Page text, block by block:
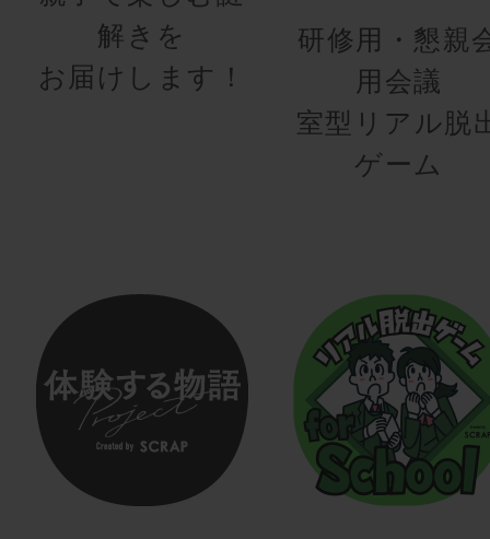
解きを
お届けします！
研修用・懇親
用会議
室型リアル脱
ゲーム